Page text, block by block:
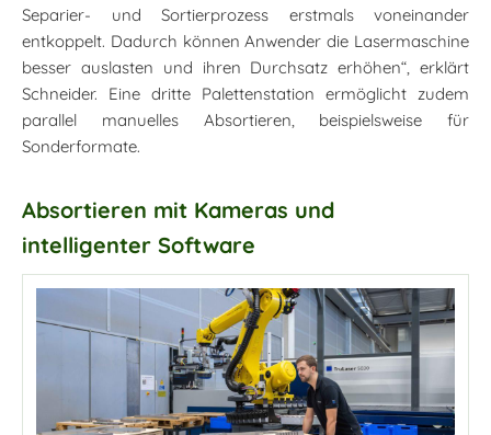
Separier- und Sortierprozess erstmals voneinander
entkoppelt. Dadurch können Anwender die Lasermaschine
besser auslasten und ihren Durchsatz erhöhen“, erklärt
Schneider. Eine dritte Palettenstation ermöglicht zudem
parallel manuelles Absortieren, beispielsweise für
Sonderformate.
Absortieren mit Kameras und
intelligenter Software